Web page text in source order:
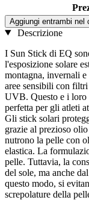
Aggiungi entrambi nel
Descrizione
I Sun Stick di EQ
l'esposizione solare
montagna, invernali
aree sensibili con
UVB. Questo e i loro
perfetta per gli atleti
Gli stick solari
grazie al prezioso
nutrono la pelle con
elastica. La
pelle. Tuttavia, la
del sole, ma anche
questo modo, si
screpolature della